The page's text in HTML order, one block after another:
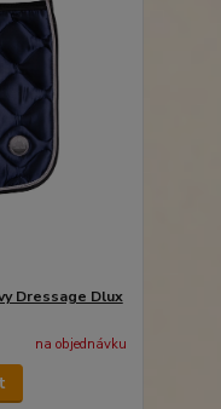
Dressage Dlux
na objednávku